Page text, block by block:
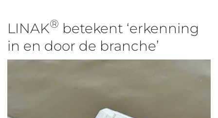
LINAK® betekent ‘erkenning
in en door de branche’